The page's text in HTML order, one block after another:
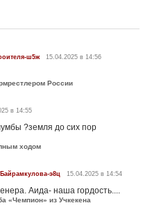
ш5ж 15.04.2025 в 14:56
России
в 14:55
?земля до сих пор
ходом
э8ц 15.04.2025 в 14:54
Аида- наша гордость....
«Чемпион» из Учкекена